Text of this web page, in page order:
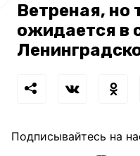
Ветреная, но
ожидается в
Подписывайтесь на